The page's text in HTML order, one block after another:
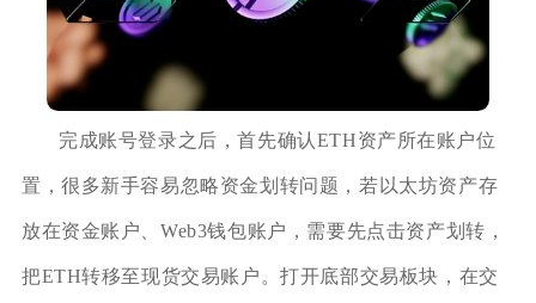
完成账号登录之后，首先确认ETH资产所在账户位
置，很多新手容易忽略资金划转问题，若以太坊资产存
放在资金账户、Web3钱包账户，需要先点击资产划转，
把ETH转移至现货交易账户。打开底部交易板块，在交